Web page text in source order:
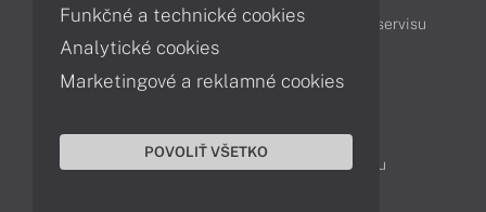
Podpora a servis
Servisné služby Cenník servisu
Kontakty
043 4224 771
Obchodné oddelenie
Reklamácia tovaru
Funkčné a technické cookies
Analytické cookies
Marketingové a reklamné cookies
POVOLIŤ VŠETKO